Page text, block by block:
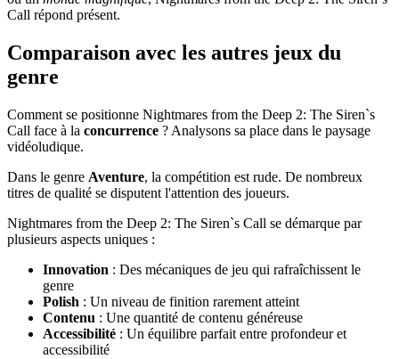
Call répond présent.
Comparaison avec les autres jeux du
genre
Comment se positionne Nightmares from the Deep 2: The Siren`s
Call face à la concurrence ? Analysons sa place dans le paysage
vidéoludique.
Dans le genre Aventure, la compétition est rude. De nombreux
titres de qualité se disputent l'attention des joueurs.
Nightmares from the Deep 2: The Siren`s Call se démarque par
plusieurs aspects uniques :
Innovation : Des mécaniques de jeu qui rafraîchissent le
genre
Polish : Un niveau de finition rarement atteint
Contenu : Une quantité de contenu généreuse
Accessibilité : Un équilibre parfait entre profondeur et
accessibilité